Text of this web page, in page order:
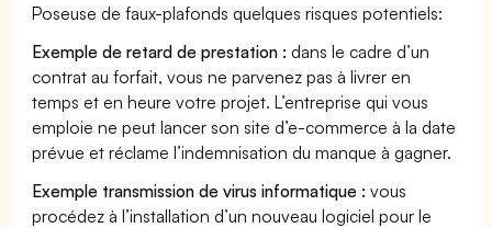
Poseuse de faux-plafonds quelques risques potentiels:
Exemple de retard de prestation : dans le cadre d’un
contrat au forfait, vous ne parvenez pas à livrer en
temps et en heure votre projet. L’entreprise qui vous
emploie ne peut lancer son site d’e-commerce à la date
prévue et réclame l’indemnisation du manque à gagner.
Exemple transmission de virus informatique : vous
procédez à l’installation d’un nouveau logiciel pour le